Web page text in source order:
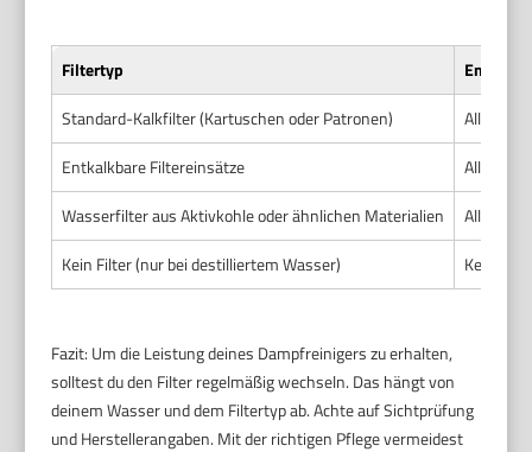
Filtertyp
Standard-Kalkfilter (Kartuschen oder Patronen)
Alle 3
Entkalkbare Filtereinsätze
Alle 6
Wasserfilter aus Aktivkohle oder ähnlichen Materialien
Alle 3
Kein Filter (nur bei destilliertem Wasser)
Kein
Fazit: Um die Leistung deines Dampfreinigers zu erhalten,
solltest du den Filter regelmäßig wechseln. Das hängt von
deinem Wasser und dem Filtertyp ab. Achte auf Sichtprüfung
und Herstellerangaben. Mit der richtigen Pflege vermeidest